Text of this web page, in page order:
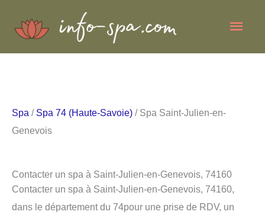
Spa / Spa 74 (Haute-Savoie) / Spa Saint-Julien-en-
Genevois
Contacter un spa à Saint-Julien-en-Genevois, 74160
Contacter un spa à Saint-Julien-en-Genevois, 74160,
dans le département du 74pour une prise de RDV, un